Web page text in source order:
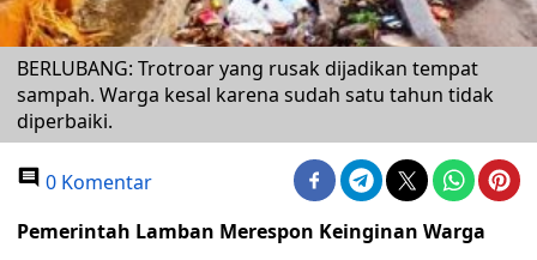
BERLUBANG: Trotroar yang rusak dijadikan tempat
sampah. Warga kesal karena sudah satu tahun tidak
diperbaiki.
0 Komentar
Pemerintah Lamban Merespon Keinginan Warga